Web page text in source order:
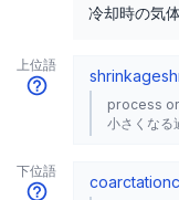
冷却時の気
上位語
shrinkage
process
小さくなる
下位語
coarctation